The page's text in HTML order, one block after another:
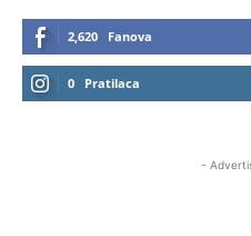
2,620 Fanova
0 Pratilaca
-